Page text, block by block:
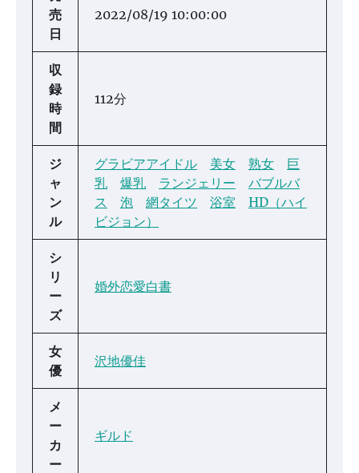
売
日
2022/08/19 10:00:00
収
録
時
間
112分
ジ
ャ
ン
ル
グラビアアイドル 美女 熟女
巨
乳
爆乳 ランジェリー
バブルバ
ス
泡 網タイツ 浴室
HD（ハイ
ビジョン）
シ
リ
ー
ズ
婚外恋愛白書
女
優
沢地優佳
メ
ー
カ
ー
ギルド